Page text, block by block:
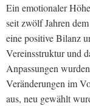
Ein emotionaler
seit zwölf Jahren
eine positive Bilanz
Vereinsstruktur und
Anpassungen
Veränderungen im
aus, neu gewählt